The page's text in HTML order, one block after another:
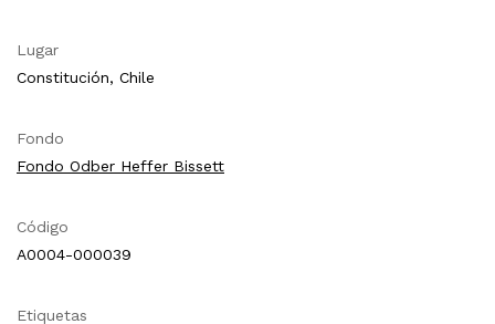
Lugar
Constitución, Chile
Fondo
Fondo Odber Heffer Bissett
Código
A0004-000039
Etiquetas